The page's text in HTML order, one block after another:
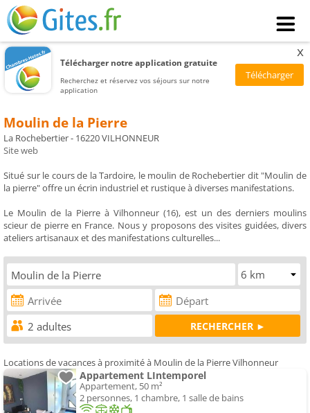
Télécharger notre application gratuite
Recherchez et réservez vos séjours sur notre
application
x
Moulin de la Pierre
La Rochebertier - 16220 VILHONNEUR
Site web
Situé sur le cours de la Tardoire, le moulin de Rochebertier dit "Moulin de
la pierre" offre un écrin industriel et rustique à diverses manifestations.
Le Moulin de la Pierre à Vilhonneur (16), est un des derniers moulins
scieur de pierre en France. Nous y proposons des visites guidées, divers
ateliers artisanaux et des manifestations culturelles...
Locations de vacances à proximité à Moulin de la Pierre Vilhonneur
Appartement LIntemporel
Appartement, 50 m²
2 personnes, 1 chambre, 1 salle de bains